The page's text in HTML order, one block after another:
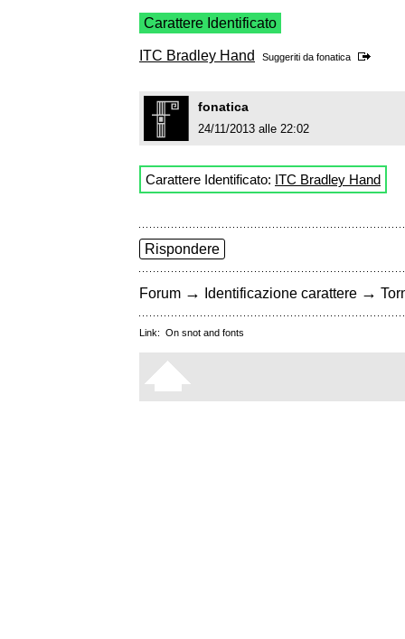
Carattere Identificato
ITC Bradley Hand Suggeriti da fonatica
fonatica
24/11/2013 alle 22:02
Carattere Identificato: ITC Bradley Hand
Rispondere
Forum → Identificazione carattere →
Link: On snot and fonts